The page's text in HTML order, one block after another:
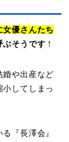
優さんたち
ぶそうです ！
婚や出産など
してしまっ
『長澤会』